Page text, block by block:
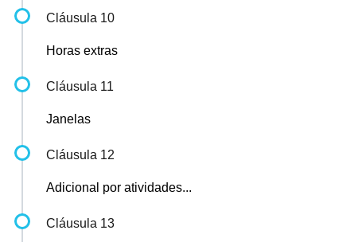
Cláusula 10
Horas extras
Cláusula 11
Janelas
Cláusula 12
Adicional por atividades...
Cláusula 13